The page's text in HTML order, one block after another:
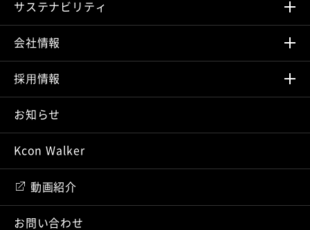
サステナビリティ
会社情報
採⽤情報
お知らせ
Kcon Walker
動画紹介
お問い合わせ